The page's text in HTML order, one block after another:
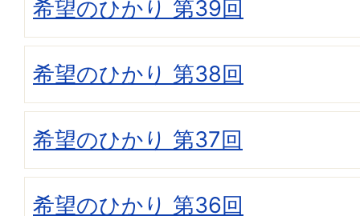
希望のひかり 第39回
希望のひかり 第38回
希望のひかり 第37回
希望のひかり 第36回